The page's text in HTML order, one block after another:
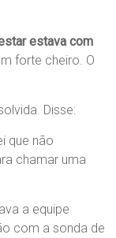
estava com
forte cheiro. O
Disse:
que não
chamar uma
a equipe
com a sonda de